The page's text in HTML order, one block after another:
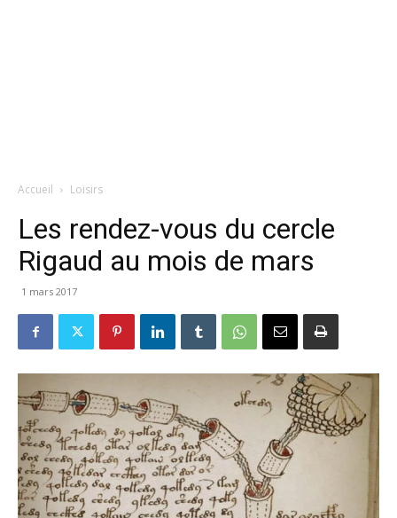
Accueil Loisirs
Les rendez-vous du cercle
Rigaud au mois de mars
1 mars 2017